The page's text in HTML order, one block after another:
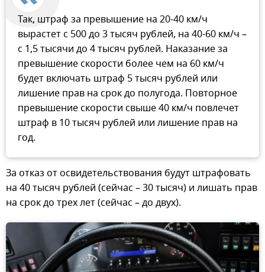
Так, штраф за превышение на 20-40 км/ч
вырастет с 500 до 3 тысяч рублей, на 40-60 км/ч –
с 1,5 тысячи до 4 тысяч рублей. Наказание за
превышение скорости более чем на 60 км/ч
будет включать штраф 5 тысяч рублей или
лишение прав на срок до полугода. Повторное
превышение скорости свыше 40 км/ч повлечет
штраф в 10 тысяч рублей или лишение прав на
год.
За отказ от освидетельствования будут штрафовать
на 40 тысяч рублей (сейчас – 30 тысяч) и лишать прав
на срок до трех лет (сейчас – до двух).